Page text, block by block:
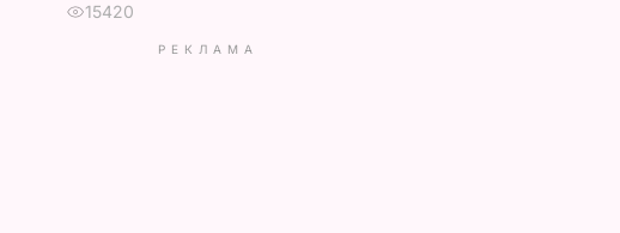
15420
РЕКЛАМА